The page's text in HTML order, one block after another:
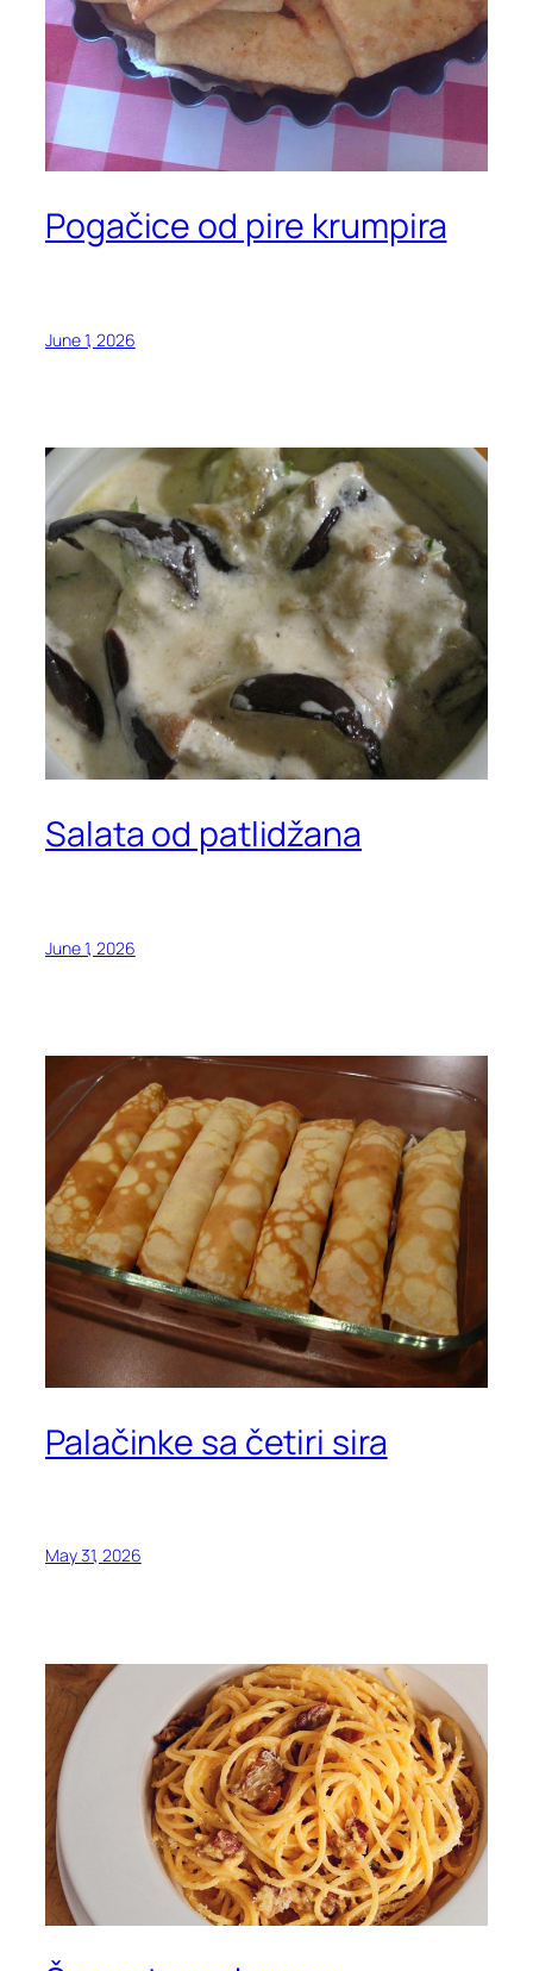
Pogačice od pire krumpira
June 1, 2026
Salata od patlidžana
June 1, 2026
Palačinke sa četiri sira
May 31, 2026